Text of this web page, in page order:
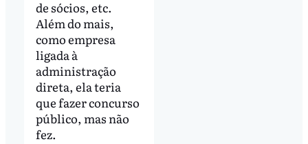
de sócios, etc.
Além do mais,
como empresa
ligada à
administração
direta, ela teria
que fazer concurso
público, mas não
fez.